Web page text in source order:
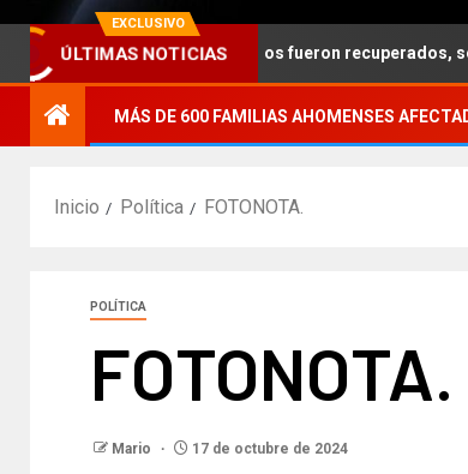
EXCLUSIVO
ÚLTIMAS NOTICIAS
vehículos robados fueron recuperados, se detuvo a 57
MÁS DE 600 FAMILIAS AHOMENSES
Inicio Política FOTONOTA.
POLÍTICA
FOTONOTA.
Mario 17 de octubre de 2024